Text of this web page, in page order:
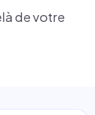
de votre